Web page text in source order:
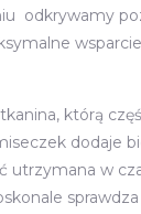
odkrywamy
którą
dodaje
utrzymana w